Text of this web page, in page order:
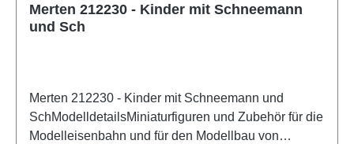
Merten 212230 - Kinder mit Schneemann
und Sch
Merten 212230 - Kinder mit Schneemann und
SchModelldetailsMiniaturfiguren und Zubehör für die
Modelleisenbahn und für den Modellbau von